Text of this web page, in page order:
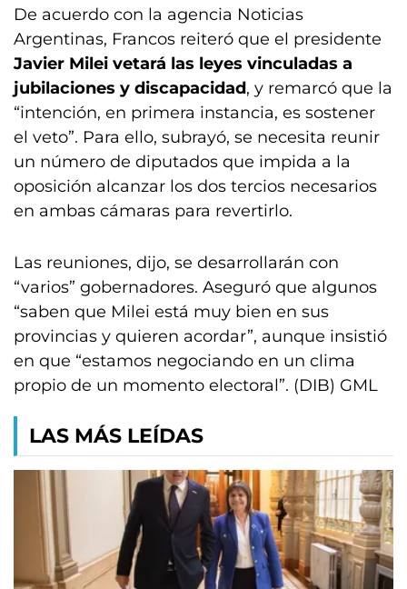
De acuerdo con la agencia Noticias
Argentinas, Francos reiteró que el presidente
Javier Milei vetará las leyes vinculadas a
jubilaciones y discapacidad, y remarcó que la
“intención, en primera instancia, es sostener
el veto”. Para ello, subrayó, se necesita reunir
un número de diputados que impida a la
oposición alcanzar los dos tercios necesarios
en ambas cámaras para revertirlo.
Las reuniones, dijo, se desarrollarán con
“varios” gobernadores. Aseguró que algunos
“saben que Milei está muy bien en sus
provincias y quieren acordar”, aunque insistió
en que “estamos negociando en un clima
propio de un momento electoral”. (DIB) GML
LAS MÁS LEÍDAS